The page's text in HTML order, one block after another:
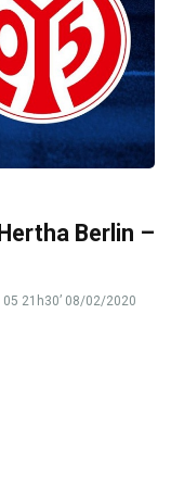
Berlin –
21h30’ 08/02/2020